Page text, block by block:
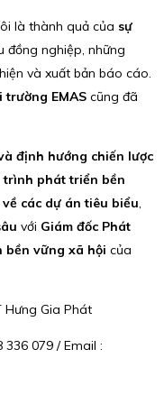
là thành quả của sự
đồng nghiệp, những
và xuất bản báo cáo.
trường EMAS cũng đã
định hướng chiến lược
trình phát triển bền
các dự án tiêu biểu,
với Giám đốc Phát
bền vững xã hội của
Hưng Gia Phát
079 / Email :